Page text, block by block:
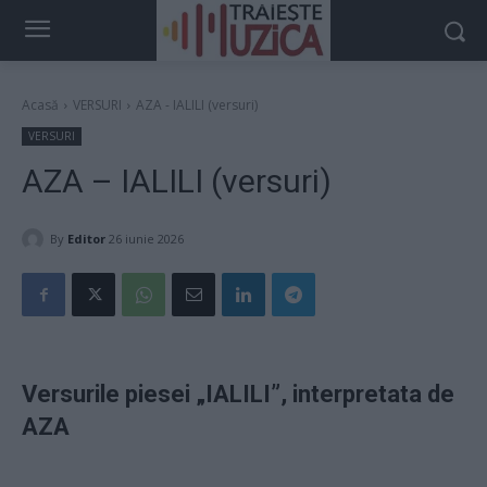
Acasă VERSURI AZA - IALILI (versuri)
VERSURI
AZA – IALILI (versuri)
By Editor 26 iunie 2026
Versurile piesei „IALILI”, interpretata de
AZA